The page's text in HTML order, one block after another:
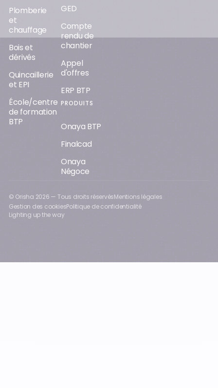
Plomberie
et
chauffage
Bois et
dérivés
Quincaillerie
et EPI
École/centre
de formation
BTP
GED
Compte
rendu de
chantier
Appel
d'offres
ERP BTP
PRODUITS
Onaya BTP
Finalcad
Onaya
Négoce
© Orisha 2026 — Tous droits réservésMentions légales
Gestion des cookiesPolitique de confidentialité
Lighting up the way